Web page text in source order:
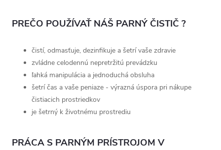
PREČO POUŽÍVAŤ NÁŠ PARNÝ ČISTIČ ?
čistí, odmasťuje, dezinfikuje a šetrí vaše zdravie
zvládne celodennú nepretržitú prevádzku
ľahká manipulácia a jednoduchá obsluha
šetrí čas a vaše peniaze - výrazná úspora pri nákupe
čistiacich prostriedkov
je šetrný k životnému prostrediu
PRÁCA S PARNÝM PRÍSTROJOM V